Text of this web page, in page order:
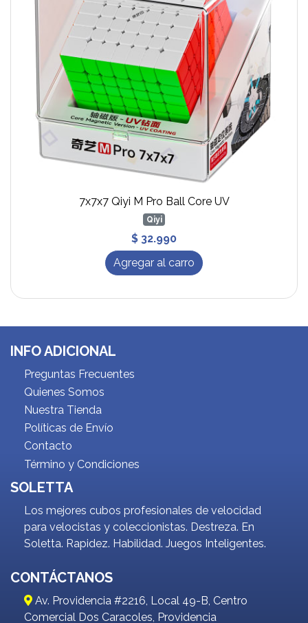
7x7x7 Qiyi M Pro Ball Core UV
Qiyi
$ 32.990
Agregar al carro
INFO ADICIONAL
Preguntas Frecuentes
Quienes Somos
Nuestra Tienda
Políticas de Envío
Contacto
Término y Condiciones
SOLETTA
Los mejores cubos profesionales de velocidad
para velocistas y coleccionistas. Destreza. En
Soletta. Rapidez. Habilidad. Juegos Inteligentes.
CONTÁCTANOS
Av. Providencia #2216, Local 49-B, Centro
Comercial Dos Caracoles, Providencia